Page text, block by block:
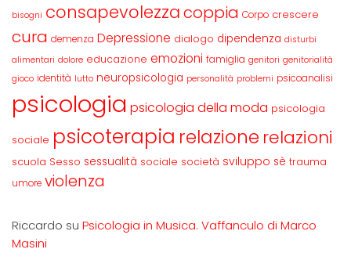
bisogni consapevolezzacoppia Corpo crescere
cura demenza Depressione dialogo dipendenza disturbi
alimentari dolore educazione emozioni famiglia genitori genitorialità
gioco identità lutto neuropsicologia personalità problemi psicoanalisi
psicologia psicologia della moda psicologia
sociale psicoterapia relazione relazioni
scuola Sesso sessualità sociale società sviluppo sè trauma
umore violenza
Riccardo su Psicologia in Musica. Vaffanculo di Marco
Masini